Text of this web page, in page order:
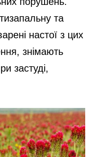
та
настої з цих
знімають
застуді,